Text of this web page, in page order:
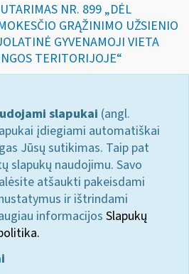
NR. 899 „DĖL
GRĄŽINIMO UŽSIENIO
GYVENAMOJI VIETA
TERITORIJOJE“
slapukai (angl.
įdiegiami automatiškai
Jūsų sutikimas. Taip pat
slapukų naudojimu. Savo
atšaukti pakeisdami
ir ištrindami
informacijos Slapukų